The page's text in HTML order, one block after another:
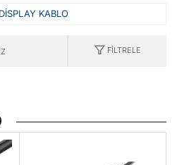
DİSPLAY KABLO
FILTRELE